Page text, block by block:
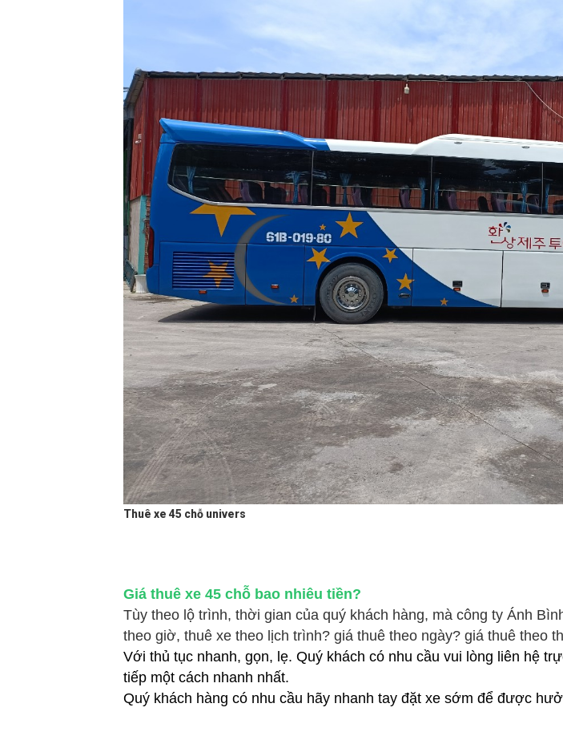
Thuê xe 45 chỗ univers
Giá thuê xe 45 chỗ bao nhiêu tiền?
Tùy theo lộ trình, thời gian của quý khách hàng, mà công ty Ánh
theo giờ, thuê xe theo lịch trình? giá thuê theo ngày? giá thuê theo
Với thủ tục nhanh, gọn, lẹ. Quý khách có nhu cầu vui lòng liên hệ
tiếp một cách nhanh nhất.
Quý khách hàng có nhu cầu hãy nhanh tay đặt xe sớm để được